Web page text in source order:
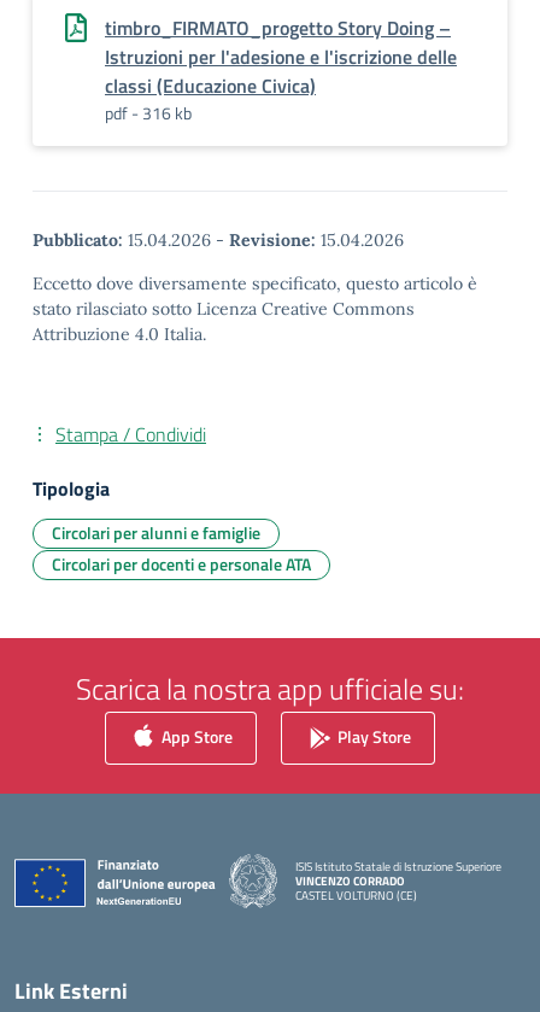
timbro_FIRMATO_progetto Story Doing –
Istruzioni per l'adesione e l'iscrizione delle
classi (Educazione Civica)
pdf - 316 kb
Pubblicato: 15.04.2026 - Revisione: 15.04.2026
Eccetto dove diversamente specificato, questo articolo è
stato rilasciato sotto Licenza Creative Commons
Attribuzione 4.0 Italia.
Stampa / Condividi
Tipologia
Circolari per alunni e famiglie
Circolari per docenti e personale ATA
Scarica la nostra app ufficiale su:
App Store Play Store
ISIS Istituto Statale di Istruzione Superiore
VINCENZO CORRADO
CASTEL VOLTURNO (CE)
Link Esterni